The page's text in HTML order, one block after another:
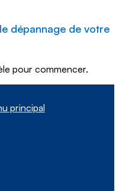
dépannage de votre
pour commencer.
principal